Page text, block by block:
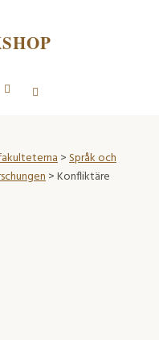
>Språk och
> Konfliktäre